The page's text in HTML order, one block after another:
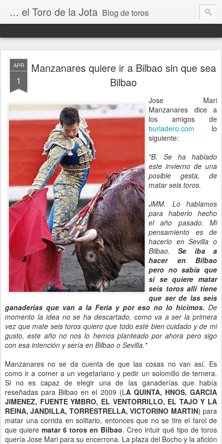
... el Toro de la Jota Blog de toros
APR
1
Manzanares quiere ir a Bilbao sin que sea
Bilbao
Jose Mari
Manzanares dice a
los amigos de
burladero.com lo
siguiente:
"B. Se ha hablado
este invierno de una
posible gesta, de
matar seis toros.
JMM. Lo hablamos
para haberlo hecho
el año pasado. Mi
pensamiento es de
hacerlo en Sevilla o
Bilbao.Se iba a
hacer en Bilbao
pero no sabía que
si se quiere matar
seis toros allí tiene
que ser de las seis
ganaderías que van a la Feria y por eso no lo hicimos. De
momento la idea no se ha descartado, como va a ser la primera
vez que mate seis toros quiero que todo esté bien cuidado y de mi
gusto, este año no nos lo hemos planteado por ahora pero sigo
con esa intención y sería en Bilbao o Sevilla."
Manzanares no se da cuenta de que las cosas no van así. Es
como ir a comer a un vegetariano y pedir un solomillo de ternera.
Si no es capaz de elegir una de las ganaderías que había
reseñadas para Bilbao en el 2009 (LA QUINTA, HNOS. GARCIA
JIMENEZ, FUENTE YMBRO, EL VENTORRILLO, EL TAJO Y LA
REINA, JANDILLA, TORRESTRELLA, VICTORINO MARTIN) para
matar una corrida en solitario, entonces que no se tire el farol de
que quiere matar 6 toros en Bilbao. Creo intuir qué tipo de toros
quería Jose Mari para su encerrona. La plaza del Bocho y la afición